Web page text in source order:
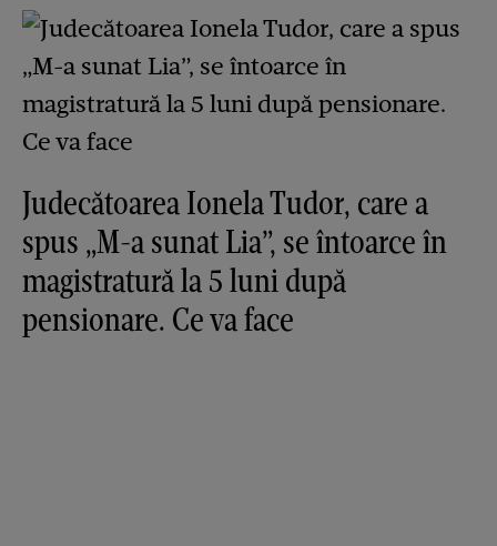
Judecătoarea Ionela Tudor, care a
spus „M-a sunat Lia”, se întoarce în
magistratură la 5 luni după
pensionare. Ce va face